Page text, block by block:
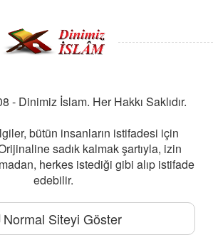
- Dinimiz İslam. Her Hakkı Saklıdır.
bütün insanların istifadesi için
Orijinaline sadık kalmak şartıyla, izin
herkes istediği gibi alıp istifade
edebilir.
Normal Siteyi Göster